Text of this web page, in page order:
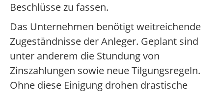
Beschlüsse zu fassen.
Das Unternehmen benötigt weitreichende
Zugeständnisse der Anleger. Geplant sind
unter anderem die Stundung von
Zinszahlungen sowie neue Tilgungsregeln.
Ohne diese Einigung drohen drastische